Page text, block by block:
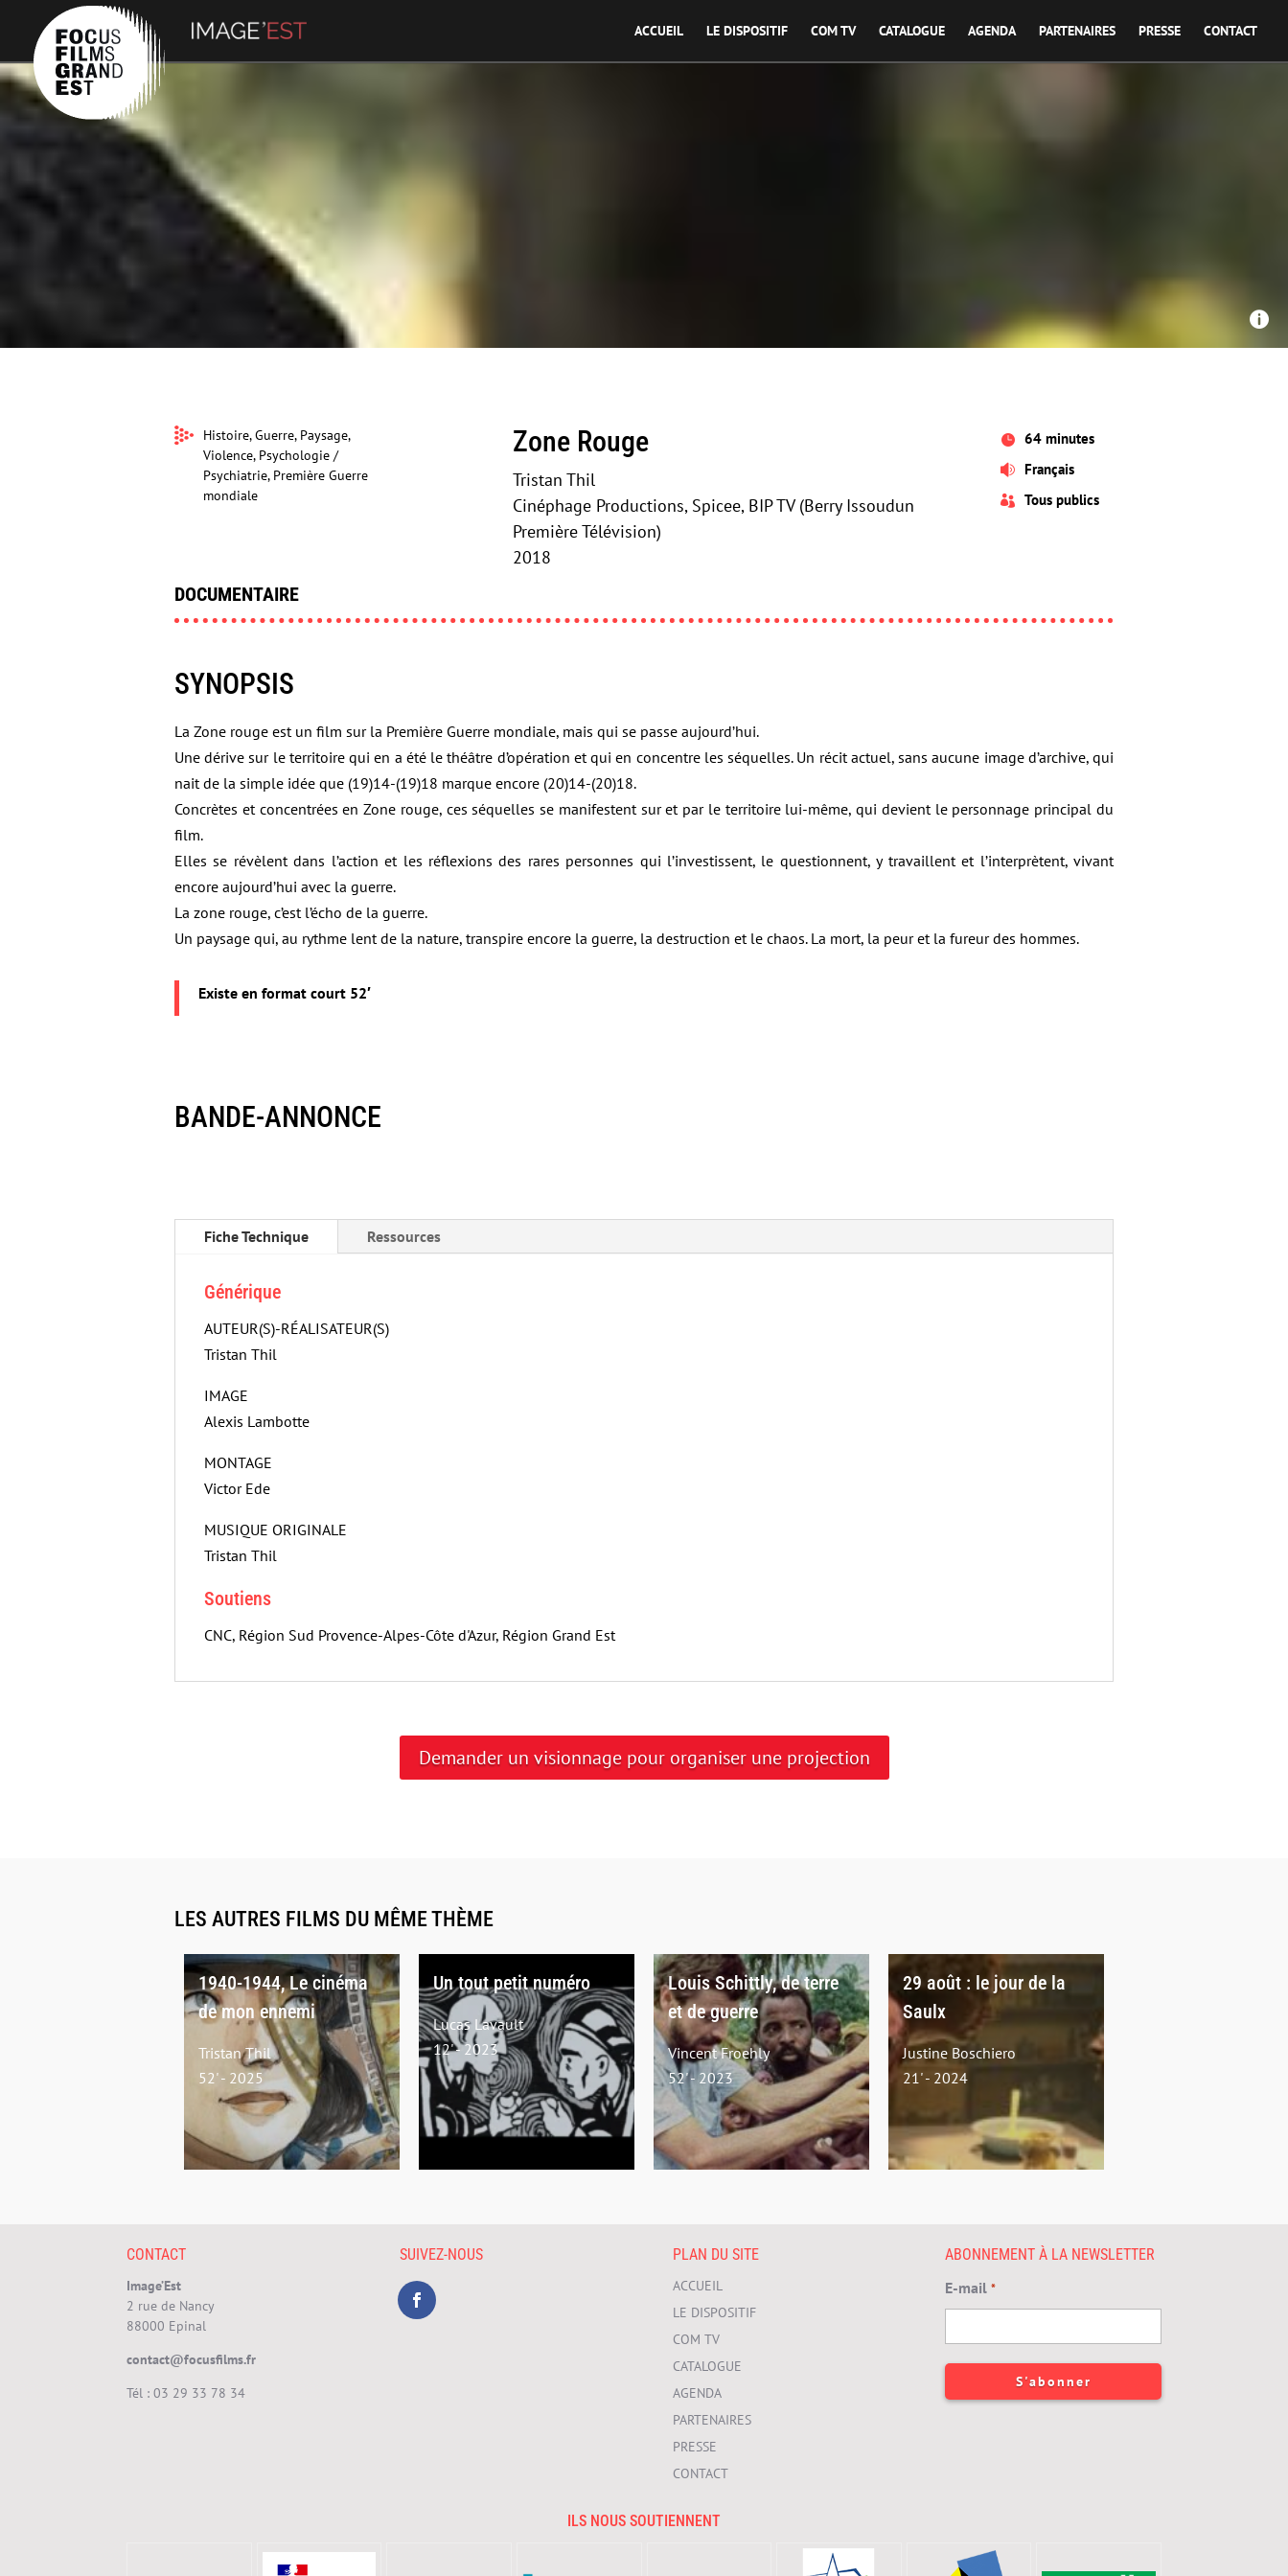
ACCUEIL LE DISPOSITIF COM TV CATALOGUE AGENDA PARTENAIRES PRESSE CONTACT
Cinéphage Productions, Spicee, BIP TV (Berry Issoudun Première Télévision) - Zone Rouge 
Histoire, Guerre, Paysage,
Violence, Psychologie /
Psychiatrie, Première Guerre
mondiale
Zone Rouge
Tristan Thil
Cinéphage Productions, Spicee, BIP TV (Berry Issoudun
Première Télévision)
2018
 64 minutes
 Français
 Tous publics
DOCUMENTAIRE
SYNOPSIS
La Zone rouge est un film sur la Première Guerre mondiale, mais qui se passe aujourd’hui.
Une dérive sur le territoire qui en a été le théâtre d’opération et qui en concentre les séquelles. Un récit actuel, sans aucune image d’archive, qui
nait de la simple idée que (19)14-(19)18 marque encore (20)14-(20)18.
Concrètes et concentrées en Zone rouge, ces séquelles se manifestent sur et par le territoire lui-même, qui devient le personnage principal du
film.
Elles se révèlent dans l’action et les réflexions des rares personnes qui l’investissent, le questionnent, y travaillent et l’interprètent, vivant
encore aujourd’hui avec la guerre.
La zone rouge, c’est l’écho de la guerre.
Un paysage qui, au rythme lent de la nature, transpire encore la guerre, la destruction et le chaos. La mort, la peur et la fureur des hommes.
Existe en format court 52′
BANDE-ANNONCE
Fiche Technique Ressources
Générique
AUTEUR(S)-RÉALISATEUR(S)
Tristan Thil
IMAGE
Alexis Lambotte
MONTAGE
Victor Ede
MUSIQUE ORIGINALE
Tristan Thil
Soutiens
CNC, Région Sud Provence-Alpes-Côte d'Azur, Région Grand Est
Demander un visionnage pour organiser une projection
LES AUTRES FILMS DU MÊME THÈME
1940-1944, Le cinéma
de mon ennemi
Tristan Thil
52' - 2025
Un tout petit numéro
Lucas Lavault
12' - 2023
Louis Schittly, de terre
et de guerre
Vincent Froehly
52' - 2023
29 août : le jour de la
Saulx
Justine Boschiero
21' - 2024
CONTACT
Image’Est
2 rue de Nancy
88000 Epinal
contact@focusfilms.fr
Tél : 03 29 33 78 34
SUIVEZ-NOUS PLAN DU SITE
ACCUEIL
LE DISPOSITIF
COM TV
CATALOGUE
AGENDA
PARTENAIRES
PRESSE
CONTACT
ABONNEMENT À LA NEWSLETTER
E-mail *
ILS NOUS SOUTIENNENT